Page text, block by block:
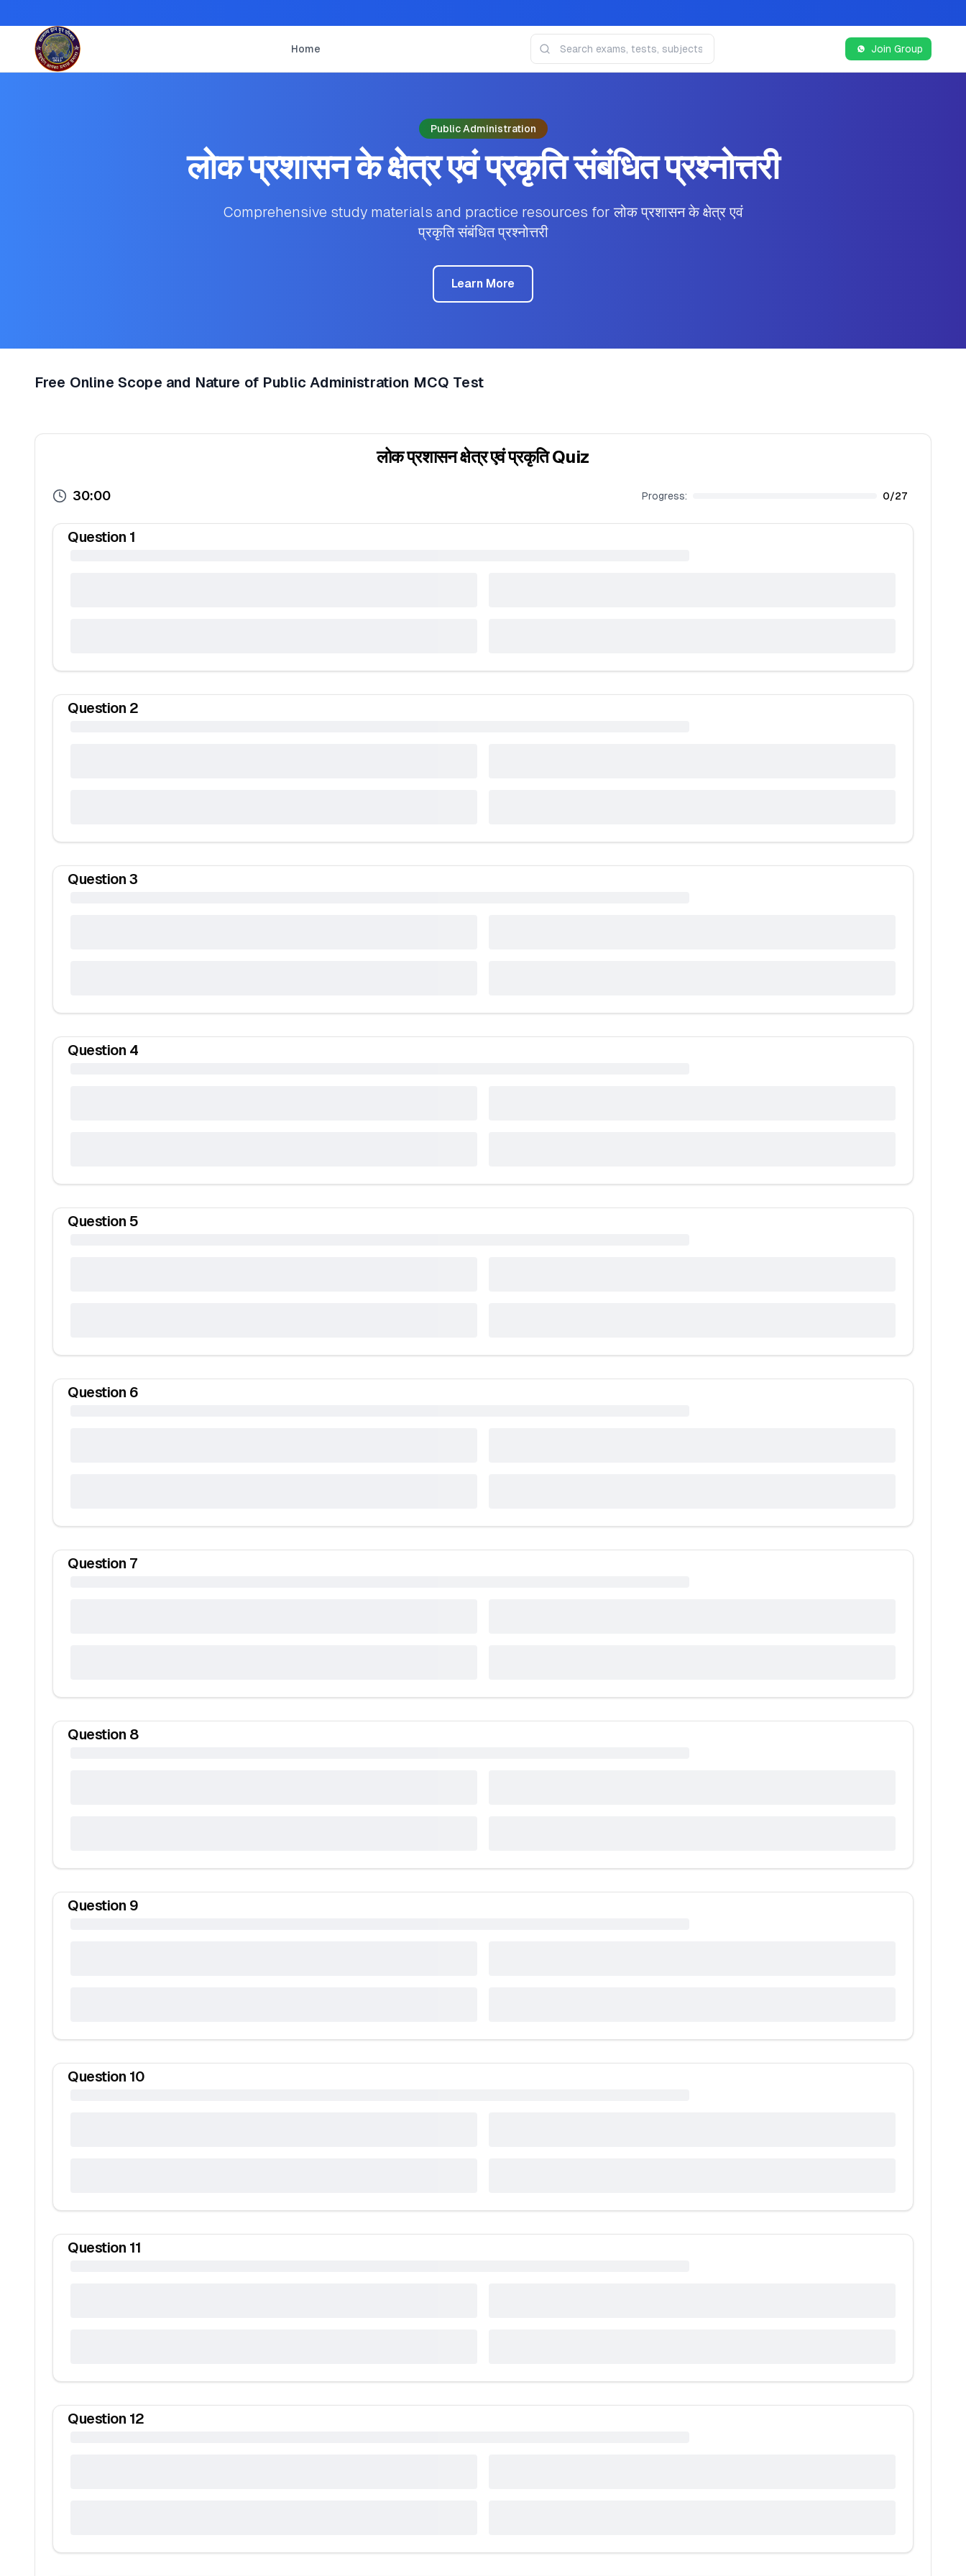
Home Join Group
Public Administration
लोक प्रशासन के क्षेत्र एवं प्रकृति संबंधित प्रश्नोत्तरी
Comprehensive study materials and practice resources for लोक प्रशासन के क्षेत्र एवं
प्रकृति संबंधित प्रश्नोत्तरी
Learn More
Free Online Scope and Nature of Public Administration MCQ Test
लोक प्रशासन क्षेत्र एवं प्रकृति Quiz
30:00 Progress: 0/27
Question 1
Question 2
Question 3
Question 4
Question 5
Question 6
Question 7
Question 8
Question 9
Question 10
Question 11
Question 12